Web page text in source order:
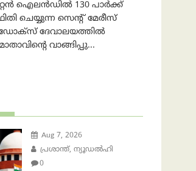
ഐലൻഡിൽ 130 പാർക്ക്
ചെയ്യുന്ന സെന്റ് മേരീസ്
ദേവാലയത്തിൽ
വാങ്ങിപ്പു...
Aug 7, 2026
പ്രശാന്ത്, ന്യൂഡല്‍ഹി
0